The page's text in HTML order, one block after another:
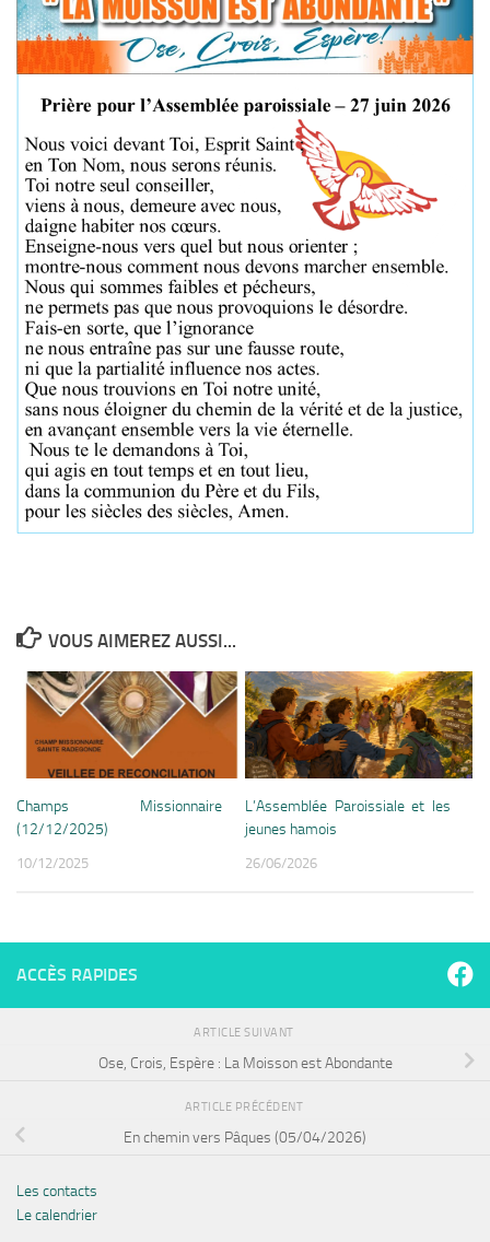
VOUS AIMEREZ AUSSI...
Champs Missionnaire
(12/12/2025)
10/12/2025
L’Assemblée Paroissiale et les
jeunes hamois
26/06/2026
ACCÈS RAPIDES
ARTICLE SUIVANT
Ose, Crois, Espère : La Moisson est Abondante
ARTICLE PRÉCÉDENT
En chemin vers Pâques (05/04/2026)
Les contacts
Le calendrier